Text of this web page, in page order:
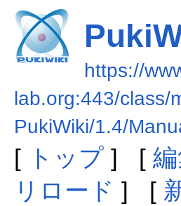
https://
lab.org:443/class/
PukiWiki/1.4/
[ トップ] [
リロード ] [